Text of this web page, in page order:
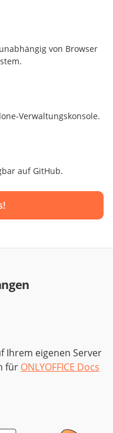
unabhängig von Browser
Verwaltungskonsole.
auf GitHub.
Ihrem eigenen Server
für ONLYOFFICE Docs